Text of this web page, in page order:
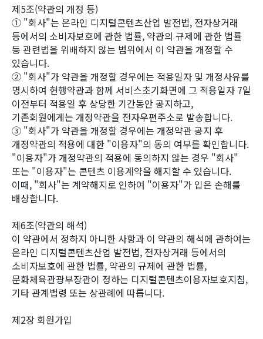
제5조(약관의 개정 등)
① "회사"는 온라인 디지털콘텐츠산업 발전법, 전자상거래
등에서의 소비자보호에 관한 법률, 약관의 규제에 관한 법률
등 관련법을 위배하지 않는 범위에서 이 약관을 개정할 수
있습니다.
② "회사"가 약관을 개정할 경우에는 적용일자 및 개정사유를
명시하여 현행약관과 함께 서비스초기화면에 그 적용일자 7일
이전부터 적용일 후 상당한 기간동안 공지하고,
기존회원에게는 개정약관을 전자우편주소로 발송합니다.
③ "회사"가 약관을 개정할 경우에는 개정약관 공지 후
개정약관의 적용에 대한 "이용자"의 동의 여부를 확인합니다.
"이용자"가 개정약관의 적용에 동의하지 않는 경우 "회사"
또는 "이용자"는 콘텐츠 이용계약을 해지할 수 있습니다.
이때, "회사"는 계약해지로 인하여 "이용자"가 입은 손해를
배상합니다.
제6조(약관의 해석)
이 약관에서 정하지 아니한 사항과 이 약관의 해석에 관하여는
온라인 디지털콘텐츠산업 발전법, 전자상거래 등에서의
소비자보호에 관한 법률, 약관의 규제에 관한 법률,
문화체육관광부장관이 정하는 디지털콘텐츠이용자보호지침,
기타 관계법령 또는 상관례에 따릅니다.
제2장 회원가입